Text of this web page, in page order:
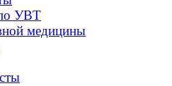
УВТ
медицины